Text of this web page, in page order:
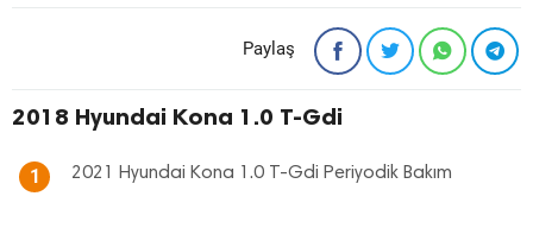
Paylaş
2018 Hyundai Kona 1.0 T-Gdi
1 2021 Hyundai Kona 1.0 T-Gdi Periyodik Bakım